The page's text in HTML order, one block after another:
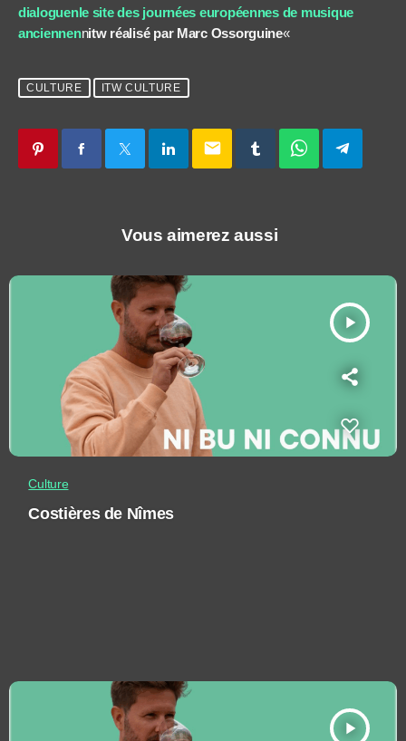
dialoguenle site des journées européennes de musique
anciennennitw réalisé par Marc Ossorguine«
CULTURE ITW CULTURE
email
Vous aimerez aussi
play_arrow
Culture
Costières de Nîmes
play_arrow